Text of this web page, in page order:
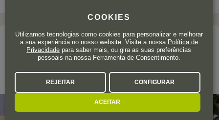
A adega
TINTO FIGUERO
Ribera del Duero
COOKIES
Utilizamos tecnologias como cookies para personalizar e melhorar
a sua experiência no nosso website. Visite a nossa Política de
Privacidade para saber mais, ou gira as suas preferências
pessoais na nossa Ferramenta de Consentimento.
REJEITAR CONFIGURAR
ACEITAR